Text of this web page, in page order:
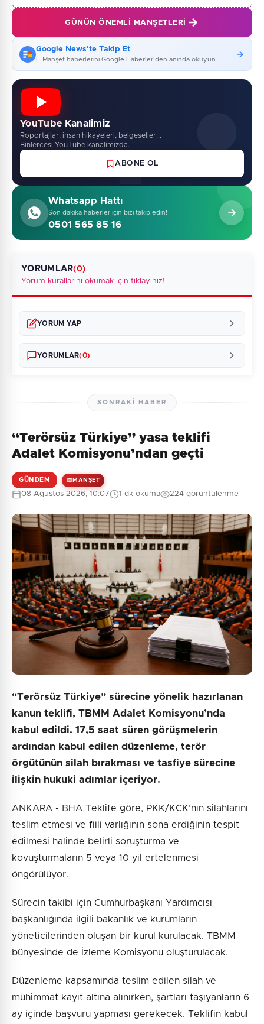
GÜNÜN ÖNEMLI MANŞETLERI
Google News'te Takip Et
E-Manşet haberlerini Google Haberler'den anında okuyun
YouTube Kanalimiz
Roportajlar, insan hikayeleri, belgeseller...
Binlercesi YouTube kanalimizda.
ABONE OL
Whatsapp Hattı
Son dakika haberler için bizi takip edin!
0501 565 85 16
YORUMLAR(0)
Yorum kurallarını okumak için tıklayınız!
YORUM YAP
Güvenlik Sorusu:
10 + 9 = ?
Gönder
YORUMLAR(0)
Henüz yorum yapılmamış. İlk yorumu siz yapın!
SONRAKI HABER
“Terörsüz Türkiye” yasa teklifi
Adalet Komisyonu’ndan geçti
GÜNDEM MANŞET
08 Ağustos 2026, 10:07 1 dk okuma 224 görüntülenme
“Terörsüz Türkiye” sürecine yönelik hazırlanan
kanun teklifi, TBMM Adalet Komisyonu’nda
kabul edildi. 17,5 saat süren görüşmelerin
ardından kabul edilen düzenleme, terör
örgütünün silah bırakması ve tasfiye sürecine
ilişkin hukuki adımlar içeriyor.
ANKARA - BHA Teklife göre, PKK/KCK’nın silahlarını
teslim etmesi ve fiili varlığının sona erdiğinin tespit
edilmesi halinde belirli soruşturma ve
kovuşturmaların 5 veya 10 yıl ertelenmesi
öngörülüyor.
Sürecin takibi için Cumhurbaşkanı Yardımcısı
başkanlığında ilgili bakanlık ve kurumların
yöneticilerinden oluşan bir kurul kurulacak. TBMM
bünyesinde de İzleme Komisyonu oluşturulacak.
Düzenleme kapsamında teslim edilen silah ve
mühimmat kayıt altına alınırken, şartları taşıyanların 6
ay içinde başvuru yapması gerekecek. Teklifin kabul